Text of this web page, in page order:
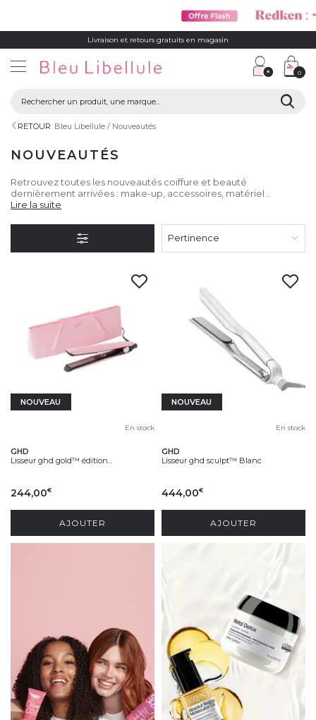
Livraison et retours gratuits en magasin
0
RETOUR Bleu Libellule Nouveautés
NOUVEAUTÉS
Retrouvez toutes les nouveautés coiffure et beauté
dernièrement arrivées : make-up, accessoires, matériel
électrique, produits care, et bien d'autres ! Alors n'attendez plus
pointe de l'innovation et ultra tendances !
Lire la suite
Pertinence
NOUVEAU
En stock
GHD
Lisseur ghd gold™ édition...
244,00€
AJOUTER
NOUVEAU
En stock
GHD
Lisseur ghd sculpt™ Blanc
444,00€
AJOUTER